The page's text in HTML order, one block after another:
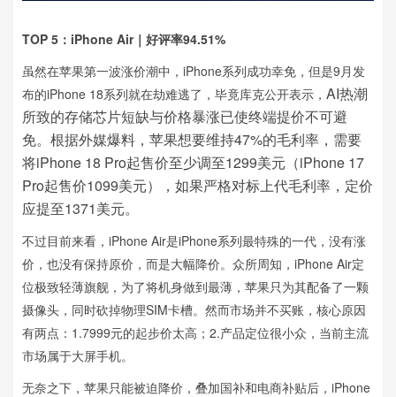
TOP 5：iPhone Air｜好评率94.51%
虽然在苹果第一波涨价潮中，iPhone系列成功幸免，但是9月发
布的iPhone 18系列就在劫难逃了，毕竟库克公开表示， AI热潮
所致的存储芯片短缺与价格暴涨已使终端提价不可避
免。根据外媒爆料，苹果想要维持47%的毛利率，需要
将iPhone 18 Pro起售价至少调至1299美元（iPhone 17
Pro起售价1099美元），如果严格对标上代毛利率，定价
应提至1371美元。
不过目前来看，iPhone Air是iPhone系列最特殊的一代，没有涨
价，也没有保持原价，而是大幅降价。众所周知，iPhone Air定
位极致轻薄旗舰，为了将机身做到最薄，苹果只为其配备了一颗
摄像头，同时砍掉物理SIM卡槽。然而市场并不买账，核心原因
有两点：1.7999元的起步价太高；2.产品定位很小众，当前主流
市场属于大屏手机。
无奈之下，苹果只能被迫降价，叠加国补和电商补贴后，iPhone